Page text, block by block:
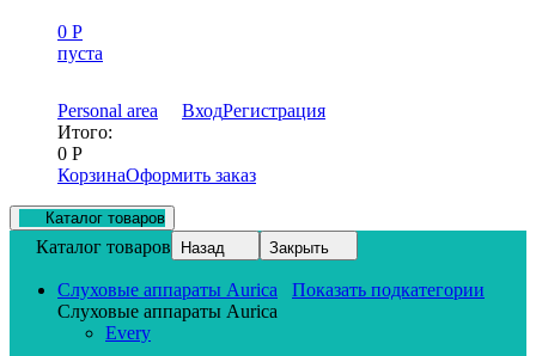
0 Р
пуста
Personal area ВходРегистрация
Итого:
0 Р
КорзинаОформить заказ
Каталог товаров
Каталог товаров Назад Закрыть
Слуховые аппараты Aurica
Показать подкатегории
Слуховые аппараты Aurica
Every